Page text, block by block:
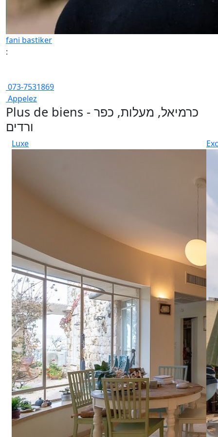
fani bastiker
:
073-7531869
Appelez
Plus de biens - כרמיאל, מעלות, כפר
ורדים
Luxe